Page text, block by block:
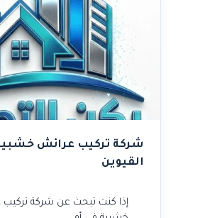
شركة تركيب عرائش
القيوين
إذا كنت تبحث عن شركة